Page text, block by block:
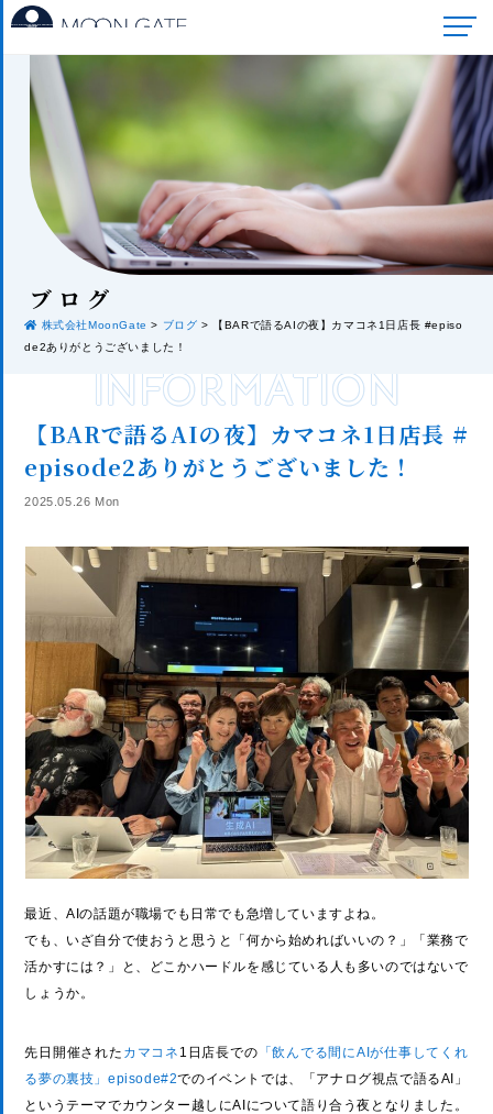
ブロ グ
株式会社MoonGate > ブログ >
【BARで語るAIの夜】カマコネ1日店長 #episo
de2ありがとうございました！
INFORMATION
【BARで語るAIの夜】カマコネ1日店長 #
episode2ありがとうございました！
2025.05.26 Mon
最近、AIの話題が職場でも日常でも急増していますよね。
でも、いざ自分で使おうと思うと「何から始めればいいの？」「業務で
活かすには？」と、どこかハードルを感じている人も多いのではないで
しょうか。
先日開催された カマコネ 1日店長での 「飲んでる間にAIが仕事してくれ
る夢の裏技」episode#2でのイベントでは、「アナログ視点で語るAI」
というテーマでカウンター越しにAIについて語り合う夜となりました。